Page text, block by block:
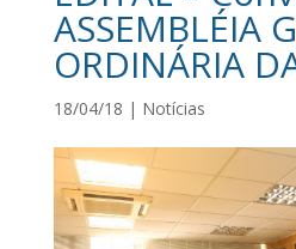
ASSEMBLÉIA
ORDINÁRIA
18/04/18 | Notícias